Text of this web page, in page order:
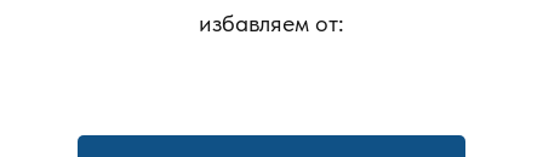
лицензированная компания. Проводится дератизация
избавляем от: